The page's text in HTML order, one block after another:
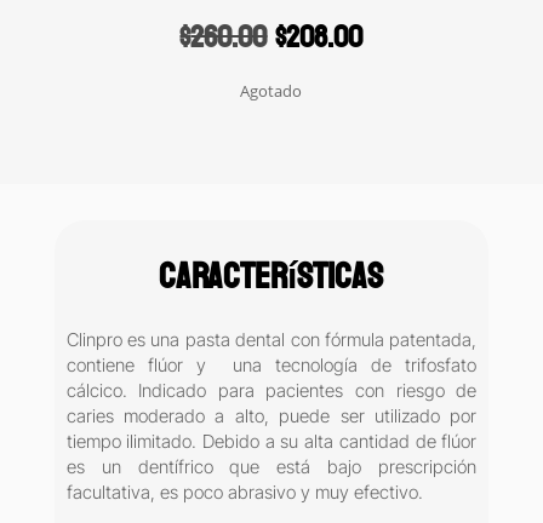
$260.00Original
was:
$208.00Current
Agotado
Características
Clinpro es una pasta dental con fórmula patentada,
contiene flúor y una tecnología de trifosfato
cálcico. Indicado para pacientes con riesgo de
caries moderado a alto, puede ser utilizado por
tiempo ilimitado. Debido a su alta cantidad de flúor
es un dentífrico que está bajo prescripción
facultativa, es poco abrasivo y muy efectivo.